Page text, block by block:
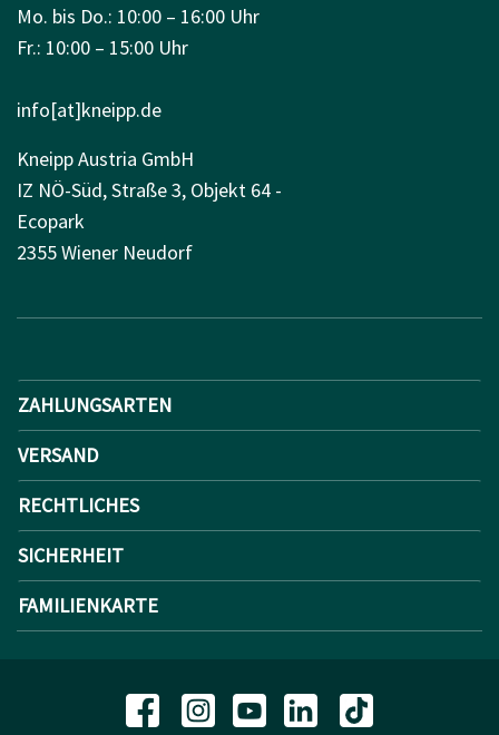
Mo. bis Do.: 10:00 – 16:00 Uhr
Fr.: 10:00 – 15:00 Uhr
info[at]kneipp.de
Kneipp Austria GmbH
IZ NÖ-Süd, Straße 3, Objekt 64 -
Ecopark
2355 Wiener Neudorf
ZAHLUNGSARTEN
VERSAND
RECHTLICHES
SICHERHEIT
FAMILIENKARTE